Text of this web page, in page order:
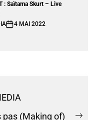
: Saïtama Skurt – Live
4 MAI 2022
pas (Making of)